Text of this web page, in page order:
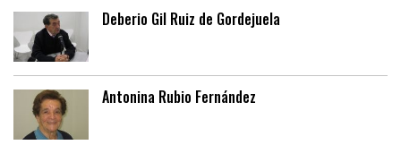
Deberio Gil Ruiz de Gordejuela
Antonina Rubio Fernández